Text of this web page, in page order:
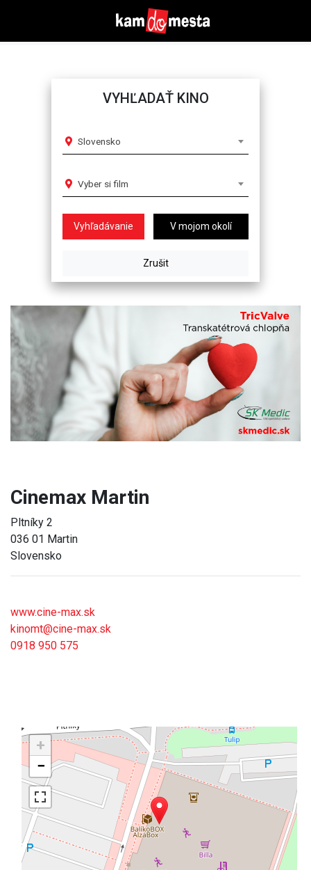
VYHĽADAŤ KINO
Slovensko
Vyber si film
V mojom okolí
Previous
Cinemax Martin
Pltníky 2
036 01 Martin
Slovensko
www.cine-max.sk
kinomt@cine-max.sk
0918 950 575
+
−